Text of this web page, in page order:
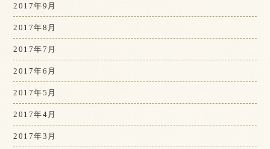
2017年9月
2017年8月
2017年7月
2017年6月
2017年5月
2017年4月
2017年3月